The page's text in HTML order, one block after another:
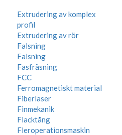
Extrudering av komplex
profil
Extrudering av rör
Falsning
Falsning
Fasfräsning
FCC
Ferromagnetiskt material
Fiberlaser
Finmekanik
Flacktång
Fleroperationsmaskin